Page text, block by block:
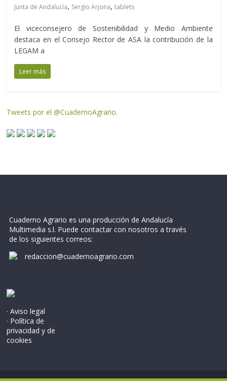
Junta de Andalucía, Sergio Arjona,tablets
El viceconsejero de Sostenibilidad y Medio Ambiente
destaca en el Consejo Rector de ASA la contribución de la
LEGAM a
Leer más
Tweets por el @CuadernoAgrario.
Cuaderno Agrario es una producción de Andalucía
Multimedia s.l. Puede contactar con nosotros a través
de los siguientes correos:
redaccion@cuadernoagrario.com
· Aviso legal
· Política de
privacidad y de
cookies